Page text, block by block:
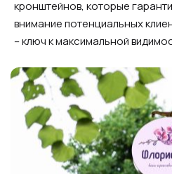
кронштейнов, которые
внимание потенциальных
– ключ к максимальной